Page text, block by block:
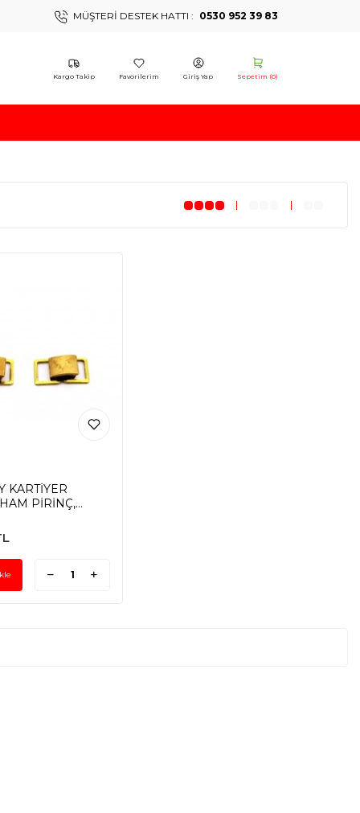
MÜŞTERI DESTEK HATTI : 0530 952 39 83
Kargo Takip Favorilerim Giriş Yap Sepetim (0)
KARTİYER
PİRİNÇ,